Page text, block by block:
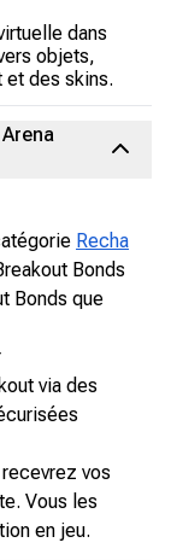
dans
objets,
et des skins.
Recha
Bonds
Bonds que
via des
vos
Vous les
en jeu.